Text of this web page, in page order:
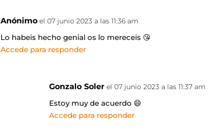
Anónimo el 07 junio 2023 a las 11:36 am
Lo habeis hecho genial os lo mereceis 😘
Accede para responder
Gonzalo Soler el 07 junio 2023 a las 11:37 am
Estoy muy de acuerdo 😄
Accede para responder